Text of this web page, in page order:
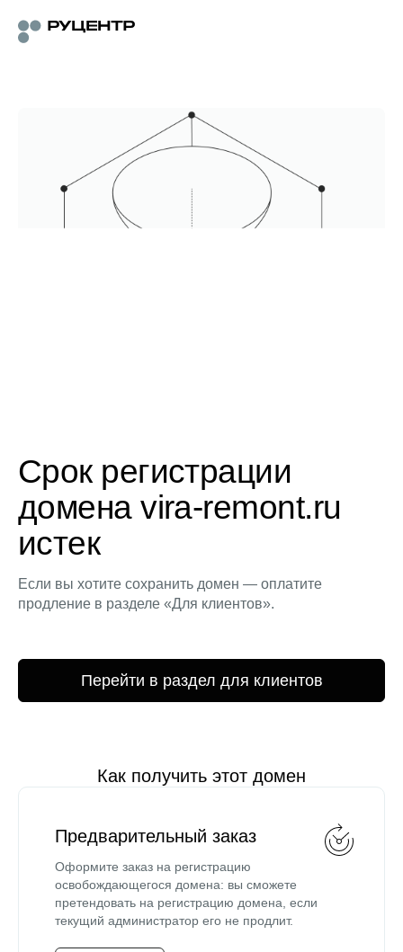
Срок регистрации
домена vira-remont.ru
истек
Если вы хотите сохранить домен — оплатите
продление в разделе «Для клиентов».
Перейти в раздел для клиентов
Как получить этот домен
Предварительный заказ
Оформите заказ на регистрацию
освобождающегося домена: вы сможете
претендовать на регистрацию домена, если
текущий администратор его не продлит.